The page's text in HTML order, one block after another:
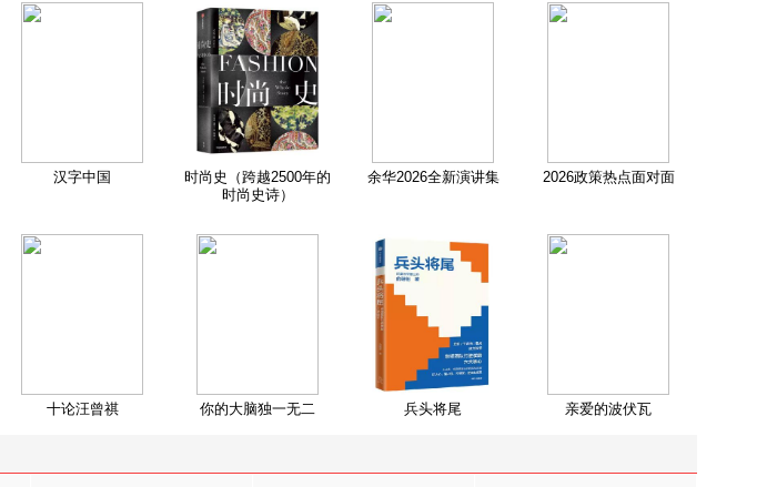
汉字中国
时尚史（跨越2500年的
时尚史诗）
余华2026全新演讲集 2026政策热点面对面
十论汪曾祺 你的大脑独一无二 兵头将尾 亲爱的波伏瓦